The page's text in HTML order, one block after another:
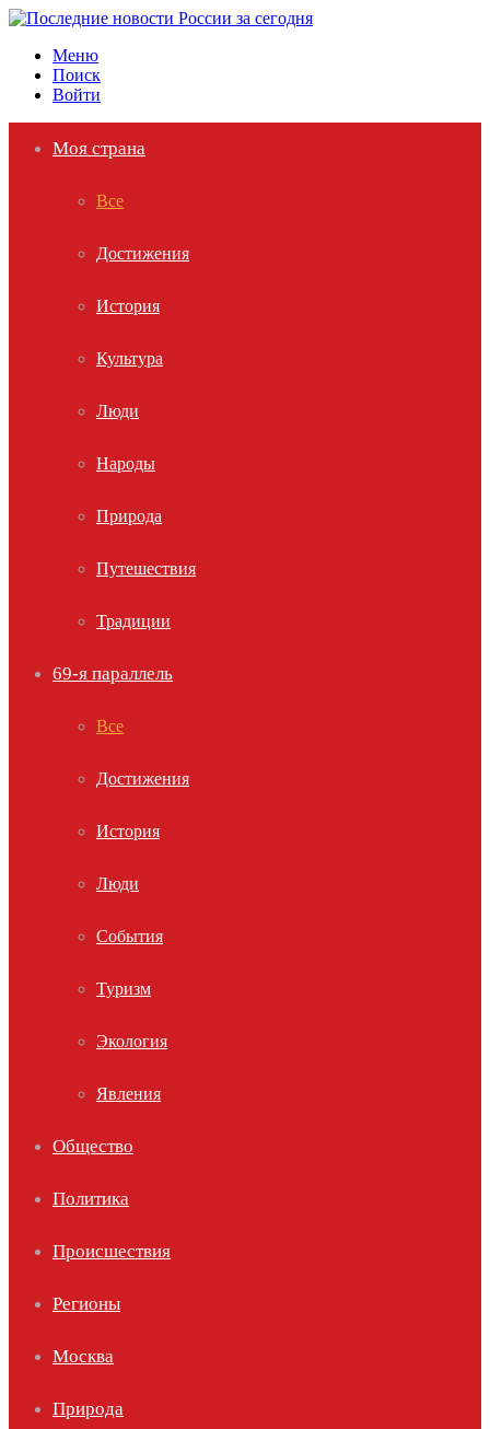
Меню
Поиск
Войти
Моя страна
Все
Достижения
История
Культура
Люди
Народы
Природа
Путешествия
Традиции
69-я параллель
Все
Достижения
История
Люди
События
Туризм
Экология
Явления
Общество
Политика
Происшествия
Регионы
Москва
Природа